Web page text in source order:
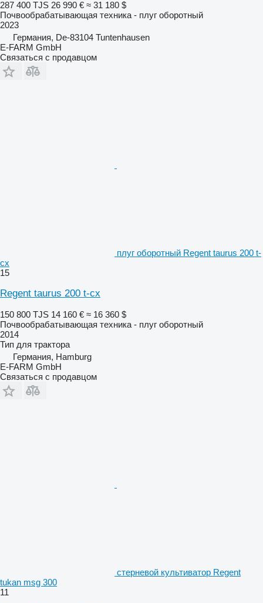
287 400 TJS 26 990 € ≈ 31 180 $
Почвообрабатывающая техника - плуг оборотный
2023
Германия, De-83104 Tuntenhausen
E-FARM GmbH
Связаться с продавцом
плуг оборотный Regent taurus 200 t-
cx
15
Regent taurus 200 t-cx
150 800 TJS 14 160 € ≈ 16 360 $
Почвообрабатывающая техника - плуг оборотный
2014
Тип для трактора
Германия, Hamburg
E-FARM GmbH
Связаться с продавцом
стерневой культиватор Regent
tukan msg 300
11